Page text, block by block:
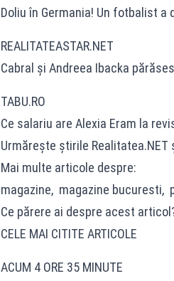
Doliu în Germania! Un fotbalist a
REALITATEASTAR.NET
Cabral și Andreea Ibacka
TABU.RO
Ce salariu are Alexia Eram la
Urmărește știrile Realitatea.NET
Mai multe articole despre:
magazine, magazine bucuresti,
Ce părere ai despre acest
CELE MAI CITITE ARTICOLE
ACUM 4 ORE 35 MINUTE